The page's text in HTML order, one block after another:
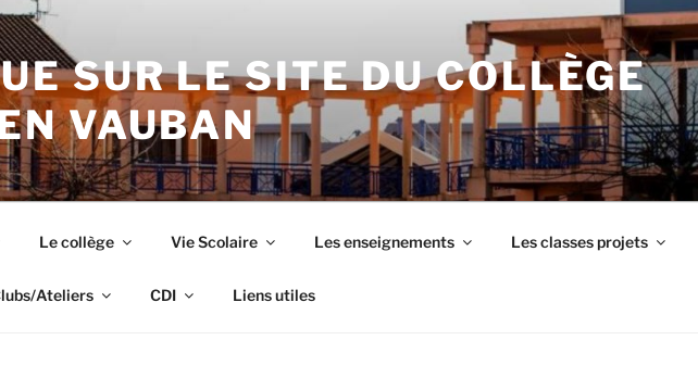
SUR LE SITE DU COLLÈGE
VAUBAN
Le collège Vie Scolaire Les enseignements Les classes projets
Ateliers CDI Liens utiles